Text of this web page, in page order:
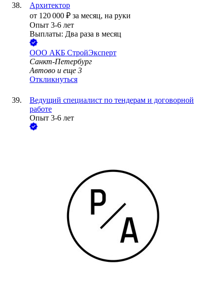
Архитектор
от 120 000 ₽ за месяц, на руки
Опыт 3-6 лет
Выплаты: Два раза в месяц
ООО АКБ СтройЭксперт
Санкт-Петербург
Автово и еще 3
Откликнуться
Ведущий специалист по тендерам и договорной
работе
Опыт 3-6 лет